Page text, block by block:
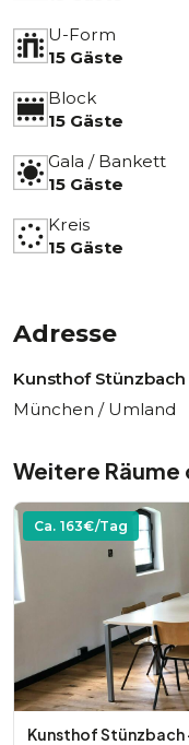
U-Form
15 Gäste
Block
15 Gäste
Gala / Bankett
15 Gäste
Kreis
15 Gäste
Adresse
Kunsthof
München / Umland
Weitere
Ca. 163€/Tag
Kunsthof Stünzbach